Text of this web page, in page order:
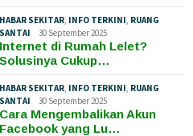
HABAR SEKITAR INFO TERKINI RUANG
SANTAI
30 September 2025
Internet di Rumah Lelet?
Solusinya Cukup…
HABAR SEKITAR INFO TERKINI RUANG
SANTAI
30 September 2025
Cara Mengembalikan Akun
Facebook yang Lu…